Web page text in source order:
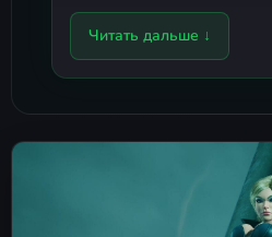
Если операционная
предупреждение,
подтвердите
Запуск игры
Откройте клиент
авторизуйтесь
Читать дальше ↓